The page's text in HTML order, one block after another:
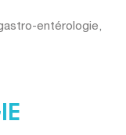
entérologie,